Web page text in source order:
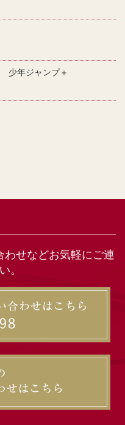
少年ジャンプ＋
せなどお気軽にご連
。